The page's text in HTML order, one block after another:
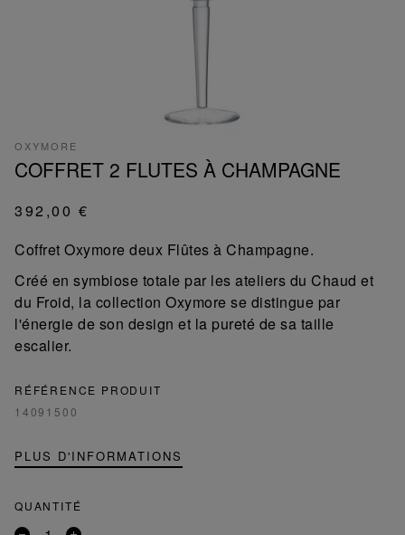
OXYMORE
COFFRET 2 FLUTES À CHAMPAGNE
392,00 €
Coffret Oxymore deux Flûtes à Champagne.
Créé en symbiose totale par les ateliers du Chaud et
du Froid, la collection Oxymore se distingue par
l'énergie de son design et la pureté de sa taille
escalier.
RÉFÉRENCE PRODUIT
14091500
PLUS D'INFORMATIONS
QUANTITÉ